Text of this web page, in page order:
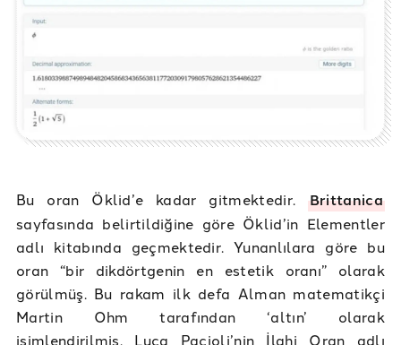
Bu oran Öklid’e kadar gitmektedir. Brittanica
sayfasında belirtildiğine göre Öklid’in Elementler
adlı kitabında geçmektedir. Yunanlılara göre bu
oran “bir dikdörtgenin en estetik oranı” olarak
görülmüş. Bu rakam ilk defa Alman matematikçi
Martin Ohm tarafından ‘altın’ olarak
isimlendirilmiş. Luca Pacioli’nin İlahi Oran adlı